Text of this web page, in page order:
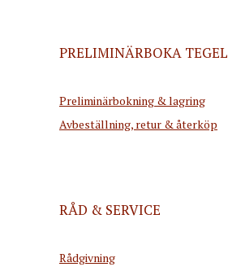
PRELIMINÄRBOKA TEGEL
Preliminärbokning & lagring
Avbeställning, retur & återköp
RÅD & SERVICE
Rådgivning